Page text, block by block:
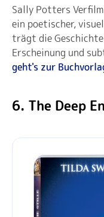
Sally Potters
ein poetischer,
trägt die
Erscheinung und
geht's zur
6. The Deep